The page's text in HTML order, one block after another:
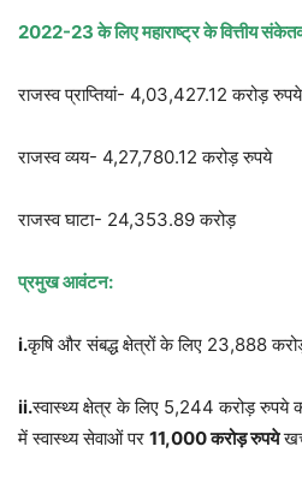
2022-23 के लिए महाराष्ट्र के वित्तीय
राजस्व प्राप्तियां- 4,03,427.12 करोड़ रुपये
राजस्व व्यय- 4,27,780.12 करोड़ रुपये
राजस्व घाटा- 24,353.89 करोड़
प्रमुख आवंटन:
i.कृषि और संबद्ध क्षेत्रों के लिए 23,888
ii.स्वास्थ्य क्षेत्र के लिए 5,244 करोड़ रुपये
में स्वास्थ्य सेवाओं पर 11,000 करोड़ रुपये